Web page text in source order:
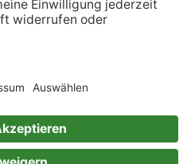
gutes Buch